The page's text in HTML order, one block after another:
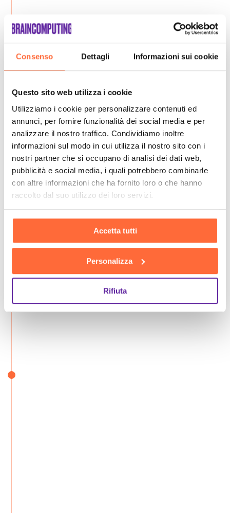
Consenso Dettagli Informazioni sui cookie
Questo sito web utilizza i cookie
Utilizziamo i cookie per personalizzare contenuti ed
annunci, per fornire funzionalità dei social media e per
analizzare il nostro traffico. Condividiamo inoltre
informazioni sul modo in cui utilizza il nostro sito con i
nostri partner che si occupano di analisi dei dati web,
pubblicità e social media, i quali potrebbero combinarle
con altre informazioni che ha fornito loro o che hanno
raccolto dal suo utilizzo dei loro servizi.
Accetta tutti
Personalizza
Rifiuta